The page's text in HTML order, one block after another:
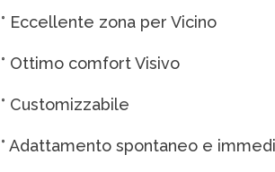
° Eccellente zona per Vicino
° Ottimo comfort Visivo
° Customizzabile
° Adattamento spontaneo e